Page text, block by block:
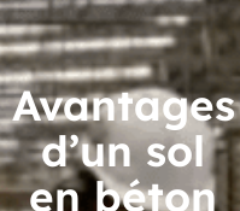
Avantages
d’un sol
en béton